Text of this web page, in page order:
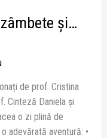
și…
de prof. Cristina
Cinteză Daniela și
o zi plină de
adevărată aventură: •